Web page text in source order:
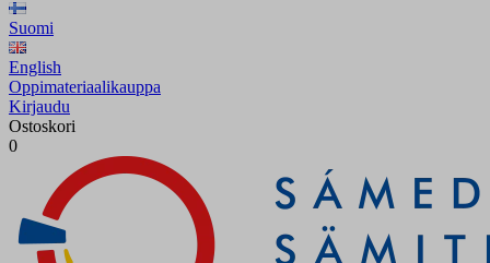
Suomi
English
Oppimateriaalikauppa
Kirjaudu
Ostoskori
0